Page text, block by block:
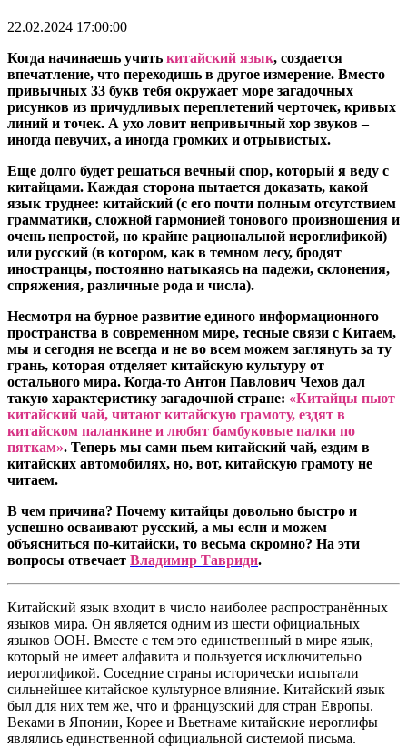
22.02.2024 17:00:00
Когда начинаешь учить китайский язык, создается
впечатление, что переходишь в другое измерение. Вместо
привычных 33 букв тебя окружает море загадочных
рисунков из причудливых переплетений черточек, кривых
линий и точек. А ухо ловит непривычный хор звуков –
иногда певучих, а иногда громких и отрывистых.
Еще долго будет решаться вечный спор, который я веду с
китайцами. Каждая сторона пытается доказать, какой
язык труднее: китайский (с его почти полным отсутствием
грамматики, сложной гармонией тонового произношения и
очень непростой, но крайне рациональной иероглификой)
или русский (в котором, как в темном лесу, бродят
иностранцы, постоянно натыкаясь на падежи, склонения,
спряжения, различные рода и числа).
Несмотря на бурное развитие единого информационного
пространства в современном мире, тесные связи с Китаем,
мы и сегодня не всегда и не во всем можем заглянуть за ту
грань, которая отделяет китайскую культуру от
остального мира. Когда-то Антон Павлович Чехов дал
такую характеристику загадочной стране: «Китайцы пьют
китайский чай, читают китайскую грамоту, ездят в
китайском паланкине и любят бамбуковые палки по
пяткам». Теперь мы сами пьем китайский чай, ездим в
китайских автомобилях, но, вот, китайскую грамоту не
читаем.
В чем причина? Почему китайцы довольно быстро и
успешно осваивают русский, а мы если и можем
объясниться по-китайски, то весьма скромно? На эти
вопросы отвечает Владимир Тавриди.
Китайский язык входит в число наиболее распространённых
языков мира. Он является одним из шести официальных
языков ООН. Вместе с тем это единственный в мире язык,
который не имеет алфавита и пользуется исключительно
иероглификой. Соседние страны исторически испытали
сильнейшее китайское культурное влияние. Китайский язык
был для них тем же, что и французский для стран Европы.
Веками в Японии, Корее и Вьетнаме китайские иероглифы
являлись единственной официальной системой письма.